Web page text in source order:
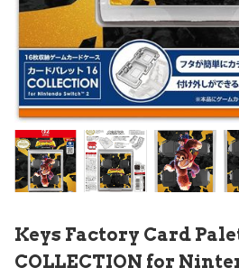
Keys Factory Card
COLLECTION for